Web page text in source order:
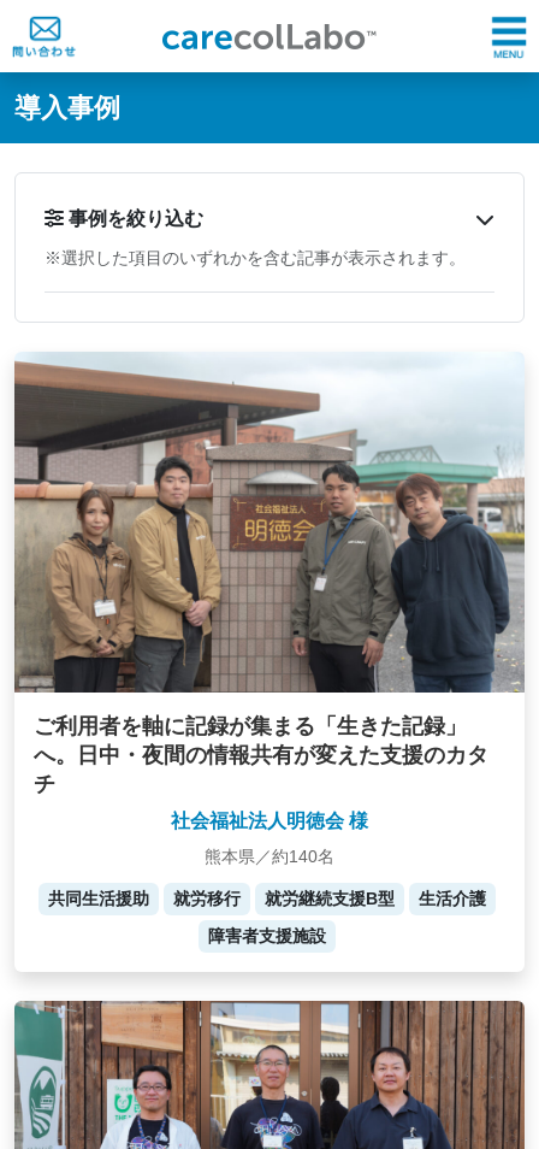
@ -0,0 +1,60 @@
導入事例
事例を絞り込む
※選択した項目のいずれかを含む記事が表示されます。
ご利用者を軸に記録が集まる「生きた記録」
へ。日中・夜間の情報共有が変えた支援のカタ
チ
社会福祉法人明徳会 様
熊本県／約140名
共同生活援助 就労移行 就労継続支援B型
生活介護
障害者支援施設